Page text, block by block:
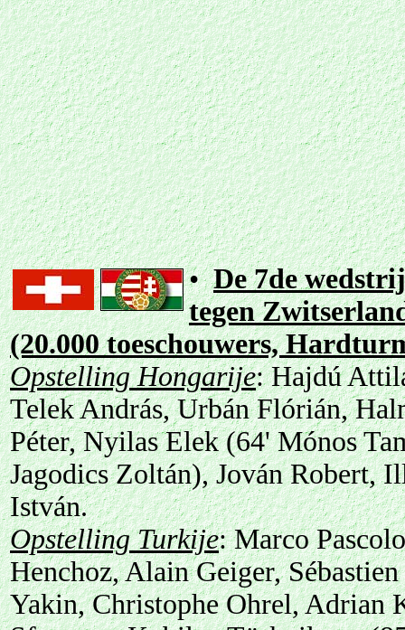
•De 7de
tegen
(20.000 toeschouwers,
Opstelling Hongarije: Hajdú
Telek András, Urbán Flórián,
Péter, Nyilas Elek (64' Mónos
Jagodics Zoltán), Jován Robert,
István.
Opstelling Turkije: Marco
Henchoz, Alain Geiger,
Yakin, Christophe Ohrel, Adrian